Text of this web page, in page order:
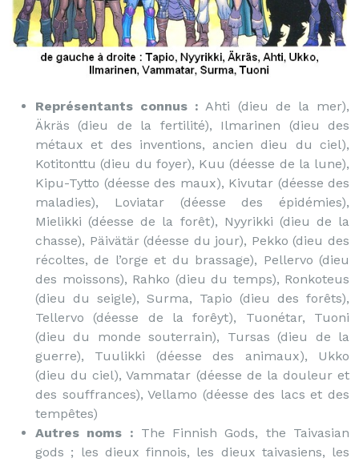
Représentants connus : Ahti (dieu de la mer),
Äkräs (dieu de la fertilité), Ilmarinen (dieu des
métaux et des inventions, ancien dieu du ciel),
Kotitonttu (dieu du foyer), Kuu (déesse de la lune),
Kipu-Tytto (déesse des maux), Kivutar (déesse des
maladies), Loviatar (déesse des épidémies),
Mielikki (déesse de la forêt), Nyyrikki (dieu de la
chasse), Päivätär (déesse du jour), Pekko (dieu des
récoltes, de l’orge et du brassage), Pellervo (dieu
des moissons), Rahko (dieu du temps), Ronkoteus
(dieu du seigle), Surma, Tapio (dieu des forêts),
Tellervo (déesse de la forêyt), Tuonétar, Tuoni
(dieu du monde souterrain), Tursas (dieu de la
guerre), Tuulikki (déesse des animaux), Ukko
(dieu du ciel), Vammatar (déesse de la douleur et
des souffrances), Vellamo (déesse des lacs et des
tempêtes)
Autres noms : The Finnish Gods, the Taivasian
gods ; les dieux finnois, les dieux taivasiens, les